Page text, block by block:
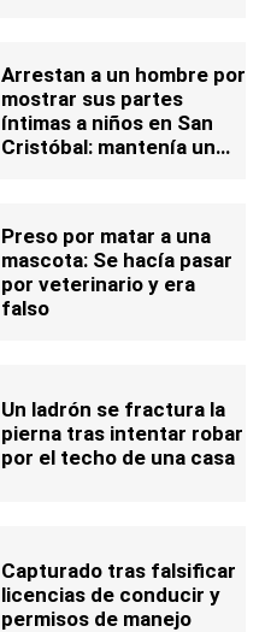
Arrestan a un hombre por
mostrar sus partes
íntimas a niños en San
Cristóbal: mantenía un
Preso por matar a una
mascota: Se hacía pasar
por veterinario y era
falso
Un ladrón se fractura la
pierna tras intentar robar
por el techo de una casa
Capturado tras falsificar
licencias de conducir y
permisos de manejo